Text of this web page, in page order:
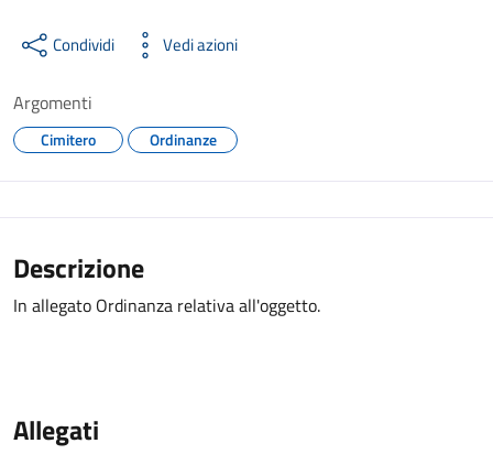
Condividi Vedi azioni
Argomenti
Cimitero Ordinanze
Descrizione
In allegato Ordinanza relativa all'oggetto.
Allegati